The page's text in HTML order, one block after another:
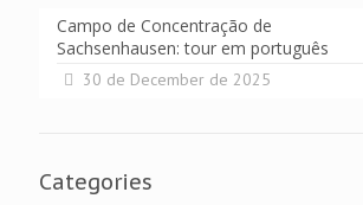
Campo de Concentração de
Sachsenhausen: tour em português
30 de December de 2025
Categories